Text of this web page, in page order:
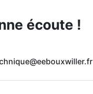
écoute !